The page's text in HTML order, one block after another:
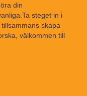
din
steget in i
skapa
välkommen till